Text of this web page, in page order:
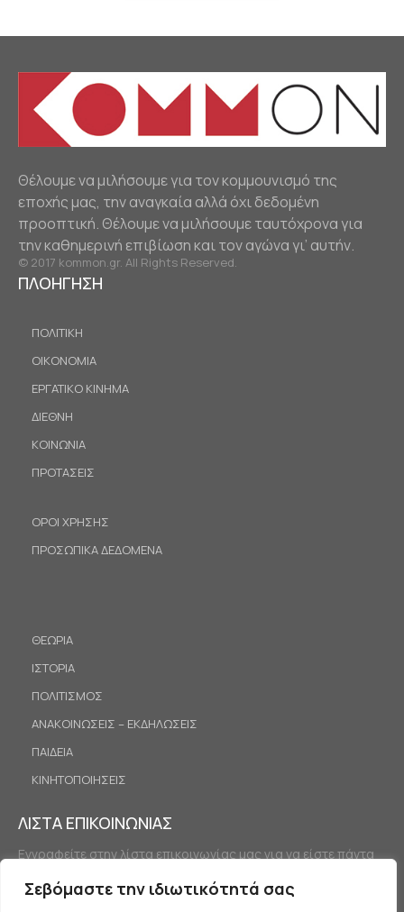
Σεβόμαστε την ιδιωτικότητά σας
Θέλουμε να μιλήσουμε για τον κομμουνισμό της
εποχής μας, την αναγκαία αλλά όχι δεδομένη
προοπτική. Θέλουμε να μιλήσουμε ταυτόχρονα για
την καθημερινή επιβίωση και τον αγώνα γι’ αυτήν.
© 2017 kommon.gr. All Rights Reserved.
ΠΛΟΗΓΗΣΗ
ΠΟΛΙΤΙΚΗ
ΟΙΚΟΝΟΜΙΑ
ΕΡΓΑΤΙΚΟ ΚΙΝΗΜΑ
ΔΙΕΘΝΗ
ΚΟΙΝΩΝΙΑ
ΠΡΟΤΑΣΕΙΣ
ΟΡΟΙ ΧΡΗΣΗΣ
ΠΡΟΣΩΠΙΚΑ ΔΕΔΟΜΕΝΑ
ΘΕΩΡΙΑ
ΙΣΤΟΡΙΑ
ΠΟΛΙΤΙΣΜΟΣ
ΑΝΑΚΟΙΝΩΣΕΙΣ – ΕΚΔΗΛΩΣΕΙΣ
ΠΑΙΔΕΙΑ
ΚΙΝΗΤΟΠΟΙΗΣΕΙΣ
ΛΙΣΤΑ ΕΠΙΚΟΙΝΩΝΙΑΣ
Εγγραφείτε στην λίστα επικοινωνίας μας για να είστε πάντα